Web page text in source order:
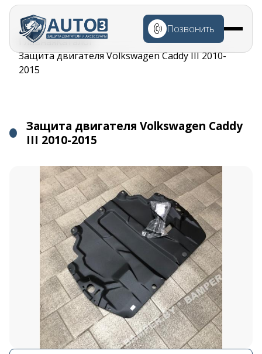
Перейти к
основному
содержанию
Позвонить
Строка
навигации
ГлавнаяКаталог
Защита двигателя Volkswagen Caddy III 2010-
2015
Защита двигателя Volkswagen Caddy
III 2010-2015